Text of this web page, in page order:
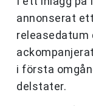
annonserat
releasedatum
i första
delstater.